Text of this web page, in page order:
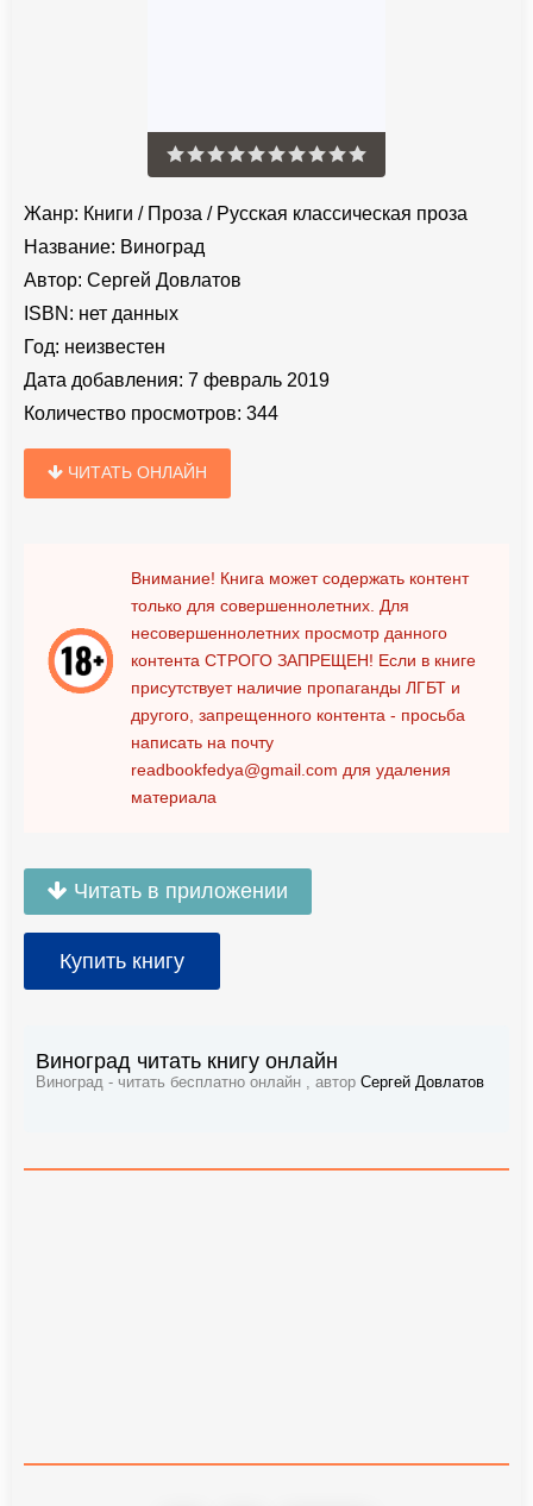
Жанр: Книги / Проза / Русская классическая проза
Название: Виноград
Автор: Сергей Довлатов
ISBN: нет данных
Год: неизвестен
Дата добавления: 7 февраль 2019
Количество просмотров: 344
ЧИТАТЬ ОНЛАЙН
Внимание! Книга может содержать контент
только для совершеннолетних. Для
несовершеннолетних просмотр данного
контента СТРОГО ЗАПРЕЩЕН! Если в книге
присутствует наличие пропаганды ЛГБТ и
другого, запрещенного контента - просьба
написать на почту
readbookfedya@gmail.com для удаления
материала
Читать в приложении
Купить книгу
Виноград читать книгу онлайн
Виноград - читать бесплатно онлайн , автор Сергей Довлатов